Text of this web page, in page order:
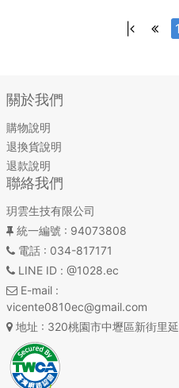
1
關於我們
購物說明
退換貨說明
退款說明
聯絡我們
玥雲生技有限公司
統一編號 : 94073808
電話: 034-817171
LINE ID : @1028.ec
E-mail:
vicente0810ec@gmail.com
地址 : 320桃園市中壢區新街里